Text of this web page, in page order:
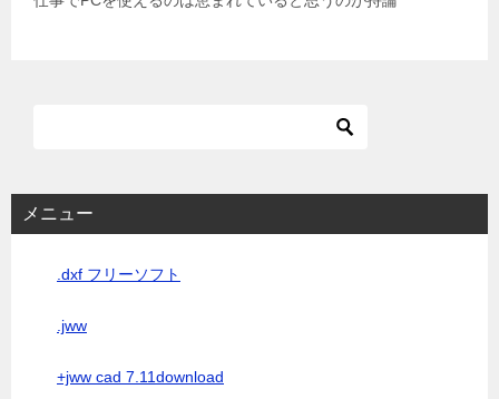
メニュー
.dxf フリーソフト
.jww
+jww cad 7.11download